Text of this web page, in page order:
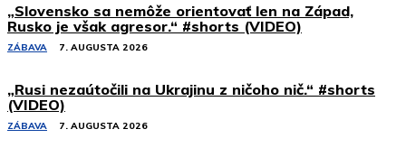
„Slovensko sa nemôže orientovať len na Západ,
Rusko je však agresor.“ #shorts (VIDEO)
ZÁBAVA 7. AUGUSTA 2026
„Rusi nezaútočili na Ukrajinu z ničoho nič.“ #shorts
(VIDEO)
ZÁBAVA 7. AUGUSTA 2026